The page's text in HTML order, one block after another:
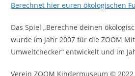
Berechnet hier euren ökologischen
Das Spiel „Berechne deinen
wurde im Jahr 2007 für die ZOOM
Umweltchecker“ entwickelt und im
Verein ZOOM Kindermuseum ©